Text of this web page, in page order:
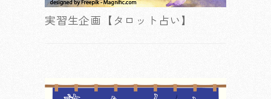
実習生企画【タロット占い】